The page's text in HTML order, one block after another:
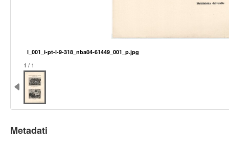
l_001_i-pt-l-9-318_nba04-61449_001_p.jpg
1 / 1
Metadati